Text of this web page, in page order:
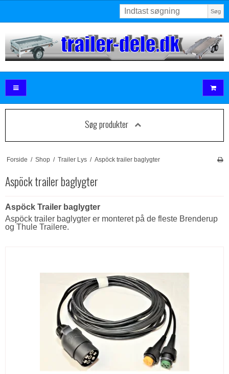
Søg
Søg produkter
Forside / Shop / Trailer Lys / Aspöck trailer baglygter
Aspöck trailer baglygter
Aspöck Trailer baglygter
Aspöck trailer baglygter er monteret på de fleste Brenderup
og Thule Trailere.